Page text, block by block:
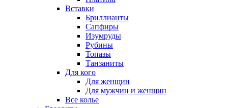
Вставки
Бриллианты
Сапфиры
Изумруды
Рубины
Топазы
Танзаниты
Для кого
Для женщин
Для мужчин и женщин
Все колье